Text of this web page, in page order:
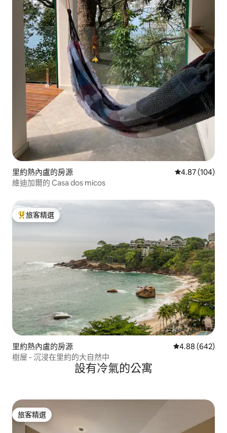
里約熱內盧的房源 從 104 則評價
4.87 (104)
維迪加爾的 Casa dos micos
旅客精選榜首
旅客精選
里約熱內盧的房源 從 642 則評價
4.88 (642)
樹屋 - 沉浸在里約的大自然中
設有冷氣的公寓
旅客精選
旅客精選